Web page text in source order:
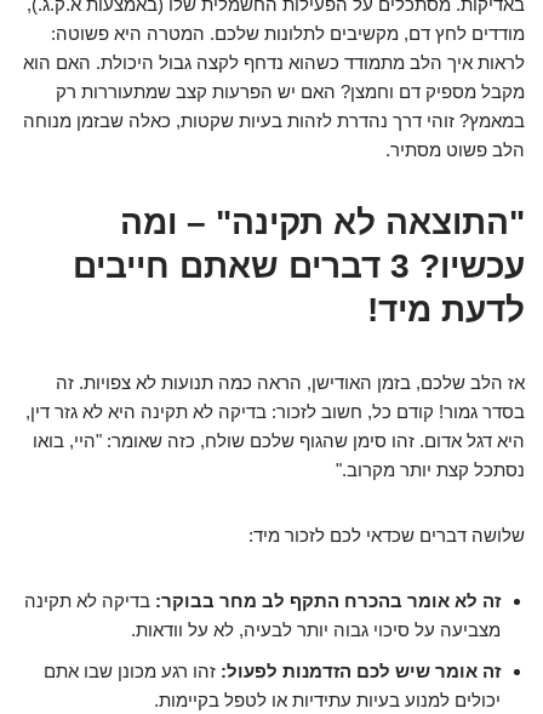
באדיקות. מסתכלים על הפעילות החשמלית שלו (באמצעות א.ק.ג.),
מודדים לחץ דם, מקשיבים לתלונות שלכם. המטרה היא פשוטה:
לראות איך הלב מתמודד כשהוא נדחף לקצה גבול היכולת. האם הוא
מקבל מספיק דם וחמצן? האם יש הפרעות קצב שמתעוררות רק
במאמץ? זוהי דרך נהדרת לזהות בעיות שקטות, כאלה שבזמן מנוחה
הלב פשוט מסתיר.
"התוצאה לא תקינה" – ומה
עכשיו? 3 דברים שאתם חייבים
לדעת מיד!
אז הלב שלכם, בזמן האודישן, הראה כמה תנועות לא צפויות. זה
בסדר גמור! קודם כל, חשוב לזכור: בדיקה לא תקינה היא לא גזר דין,
היא דגל אדום. זהו סימן שהגוף שלכם שולח, כזה שאומר: "היי, בואו
נסתכל קצת יותר מקרוב."
שלושה דברים שכדאי לכם לזכור מיד:
זה לא אומר בהכרח התקף לב מחר בבוקר: בדיקה לא תקינה
מצביעה על סיכוי גבוה יותר לבעיה, לא על וודאות.
זה אומר שיש לכם הזדמנות לפעול: זהו רגע מכונן שבו אתם
יכולים למנוע בעיות עתידיות או לטפל בקיימות.